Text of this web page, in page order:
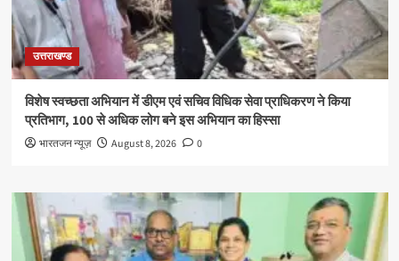
उत्तराखण्ड
विशेष स्वच्छता अभियान में डीएम एवं सचिव विधिक सेवा प्राधिकरण ने किया
प्रतिभाग, 100 से अधिक लोग बने इस अभियान का हिस्सा
भारतजन न्यूज़ August 8, 2026 0